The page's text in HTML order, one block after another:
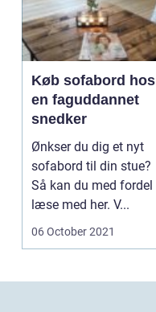
Køb sofabord hos
en faguddannet
snedker
Ønkser du dig et nyt
sofabord til din stue?
Så kan du med fordel
læse med her. V...
06 October 2021